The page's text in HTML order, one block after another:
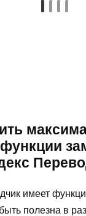
функции
имеет
полезна в